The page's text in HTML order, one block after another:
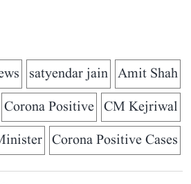
Amit Shah
satyendar jain
CM Kejriwal
Corona Positive
Corona Positive Cases